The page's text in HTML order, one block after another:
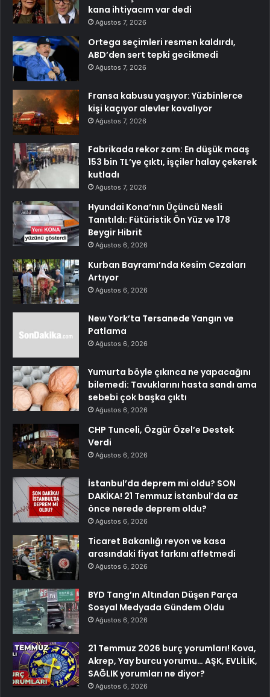
kana ihtiyacım var dedi
Ağustos 7, 2026
Ortega seçimleri resmen kaldırdı,
ABD’den sert tepki gecikmedi
Ağustos 7, 2026
Fransa kabusu yaşıyor: Yüzbinlerce
kişi kaçıyor alevler kovalıyor
Ağustos 7, 2026
Fabrikada rekor zam: En düşük maaş
153 bin TL’ye çıktı, işçiler halay çekerek
kutladı
Ağustos 7, 2026
Hyundai Kona’nın Üçüncü Nesli
Tanıtıldı: Fütüristik Ön Yüz ve 178
Beygir Hibrit
Ağustos 6, 2026
Kurban Bayramı’nda Kesim Cezaları
Artıyor
Ağustos 6, 2026
New York’ta Tersanede Yangın ve
Patlama
Ağustos 6, 2026
Yumurta böyle çıkınca ne yapacağını
bilemedi: Tavuklarını hasta sandı ama
sebebi çok başka çıktı
Ağustos 6, 2026
CHP Tunceli, Özgür Özel’e Destek
Verdi
Ağustos 6, 2026
İstanbul’da deprem mi oldu? SON
DAKİKA! 21 Temmuz İstanbul’da az
önce nerede deprem oldu?
Ağustos 6, 2026
Ticaret Bakanlığı reyon ve kasa
arasındaki fiyat farkını affetmedi
Ağustos 6, 2026
BYD Tang’ın Altından Düşen Parça
Sosyal Medyada Gündem Oldu
Ağustos 6, 2026
21 Temmuz 2026 burç yorumları! Kova,
Akrep, Yay burcu yorumu… AŞK, EVLİLİK,
SAĞLIK yorumları ne diyor?
Ağustos 6, 2026